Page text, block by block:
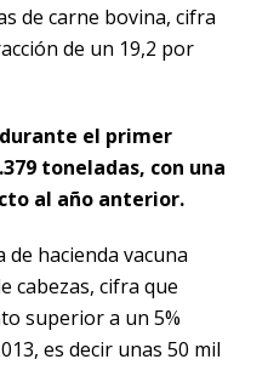
de carne bovina, cifra
de un 19,2 por
el primer
toneladas, con una
al año anterior.
de hacienda vacuna
cabezas, cifra que
superior a un 5%
es decir unas 50 mil